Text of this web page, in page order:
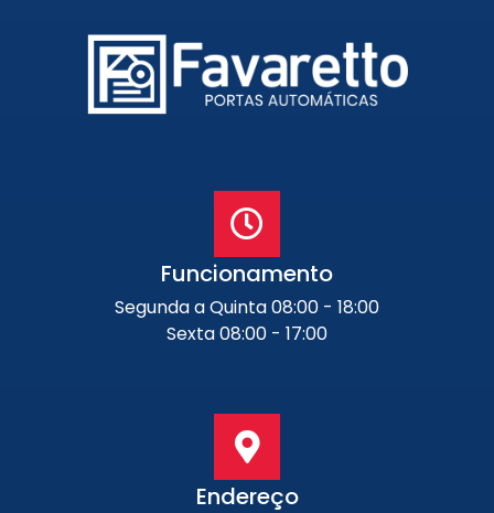
Funcionamento
Segunda a Quinta 08:00 - 18:00
Sexta 08:00 - 17:00
Endereço